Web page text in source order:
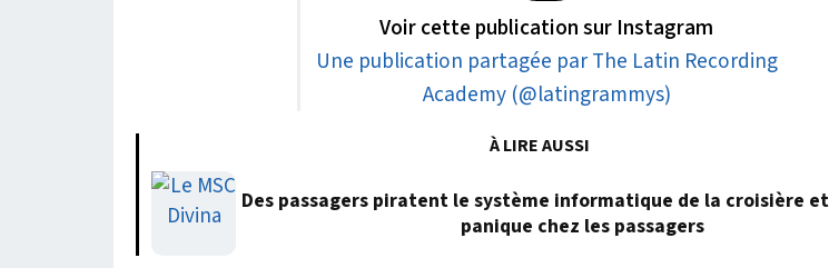
Voir cette publication sur Instagram
Une publication partagée par The Latin Recording
Academy (@latingrammys)
À LIRE AUSSI
Des passagers piratent le système informatique de la croisière
panique chez les passagers